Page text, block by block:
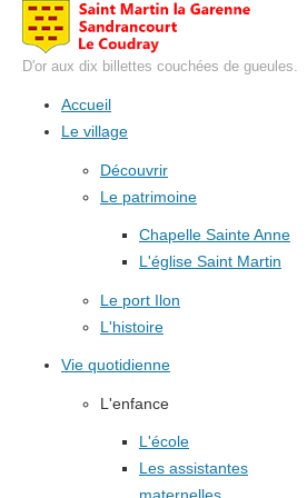
D'or aux dix billettes couchées de gueules.
Accueil
Le village
Découvrir
Le patrimoine
Chapelle Sainte Anne
L'église Saint Martin
Le port Ilon
L'histoire
Vie quotidienne
L'enfance
L'école
Les assistantes